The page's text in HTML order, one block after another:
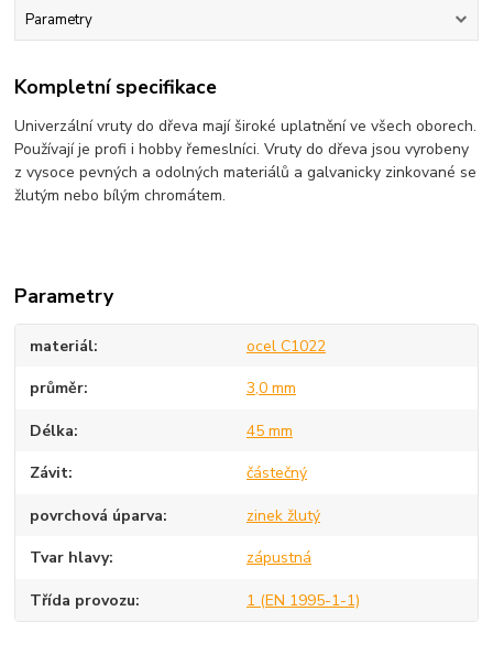
Parametry
Kompletní specifikace
Univerzální vruty do dřeva mají široké uplatnění ve všech oborech.
Používají je profi i hobby řemeslníci. Vruty do dřeva jsou vyrobeny
z vysoce pevných a odolných materiálů a galvanicky zinkované se
žlutým nebo bílým chromátem.
Parametry
materiál ocel C1022
průměr 3,0 mm
Délka 45 mm
Závit částečný
povrchová úparva zinek žlutý
Tvar hlavy zápustná
Třída provozu 1 (EN 1995-1-1)